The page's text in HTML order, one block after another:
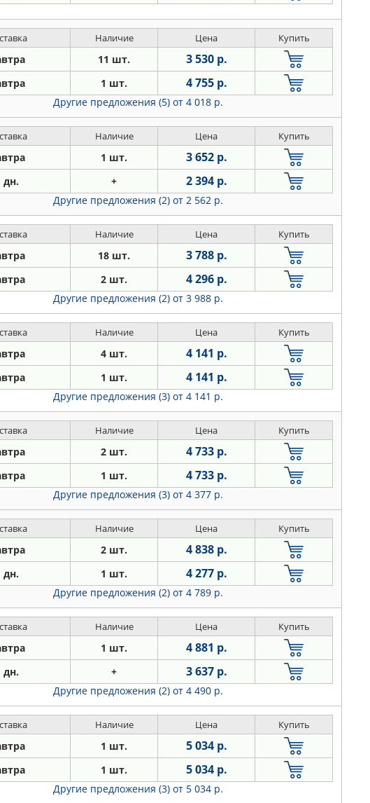
Наличие Цена Купить
11 шт. 3 530 р.
1 шт. 4 755 р.
Другие предложения (5) от 4 018 р.
Наличие Цена Купить
1 шт. 3 652 р.
дн. + 2 394 р.
Другие предложения (2) от 2 562 р.
Наличие Цена Купить
18 шт. 3 788 р.
2 шт. 4 296 р.
Другие предложения (2) от 3 988 р.
Наличие Цена Купить
4 шт. 4 141 р.
1 шт. 4 141 р.
Другие предложения (3) от 4 141 р.
Наличие Цена Купить
2 шт. 4 733 р.
1 шт. 4 733 р.
Другие предложения (3) от 4 377 р.
Наличие Цена Купить
2 шт. 4 838 р.
дн. 1 шт. 4 277 р.
Другие предложения (2) от 4 789 р.
Наличие Цена Купить
1 шт. 4 881 р.
дн. + 3 637 р.
Другие предложения (2) от 4 490 р.
Наличие Цена Купить
1 шт. 5 034 р.
1 шт. 5 034 р.
Другие предложения (3) от 5 034 р.